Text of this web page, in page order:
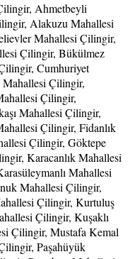
Ahmetbeyli
Alakuzu Mahallesi
Mahallesi Çilingir,
Çilingir, Bükülmez
Cumhuriyet
Çilingir,
Çilingir,
Mahallesi Çilingir,
Çilingir, Fidanlık
Çilingir, Göktepe
Karacanlık Mahallesi
Mahallesi
Mahallesi Çilingir,
Çilingir, Kurtuluş
Çilingir, Kuşaklı
Çilingir, Mustafa Kemal
Paşahüyük